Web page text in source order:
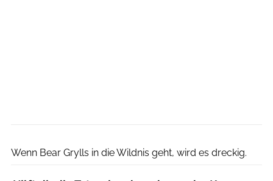
Wenn Bear Grylls in die Wildnis geht, wird es dreckig.